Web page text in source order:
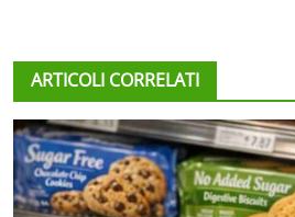
ARTICOLI CORRELATI